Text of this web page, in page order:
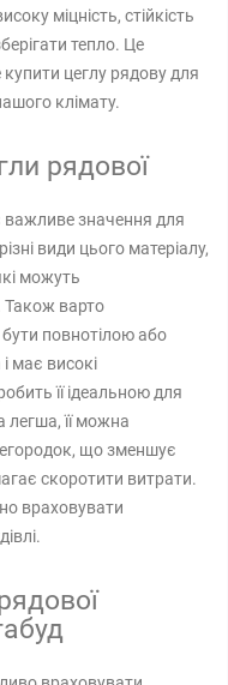
міцність, стійкість
тепло. Це
купити цеглу рядову для
клімату.
рядової
важливе значення для
види цього матеріалу,
можуть
Також варто
повнотілою або
має високі
її ідеальною для
легша, її можна
що зменшує
скоротити витрати.
враховувати